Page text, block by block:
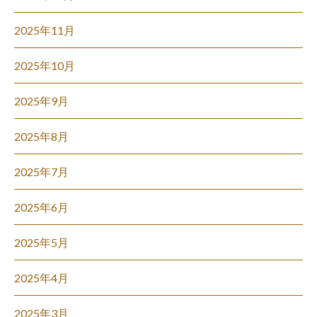
2025年11月
2025年10月
2025年9月
2025年8月
2025年7月
2025年6月
2025年5月
2025年4月
2025年3月